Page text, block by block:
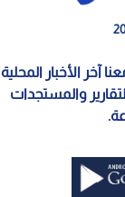
آخر الأخبار المحلية
والمستجدات